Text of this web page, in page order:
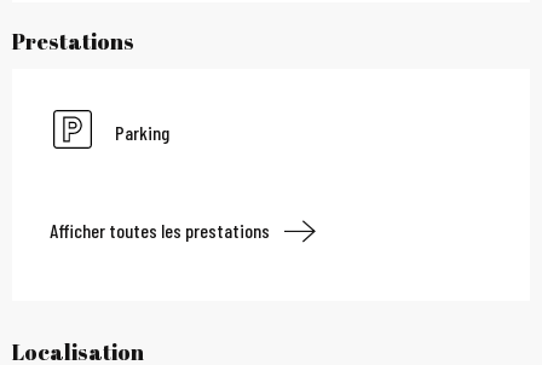
Prestations
Parking
Afficher toutes les prestations
Localisation